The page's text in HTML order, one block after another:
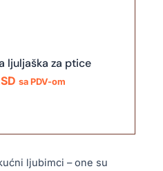
ljuljaška za ptice
sa PDV-om
ljubimci – one su